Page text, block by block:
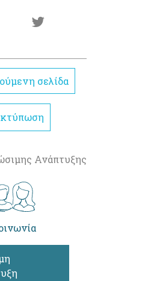
σελίδα
Ανάπτυξης